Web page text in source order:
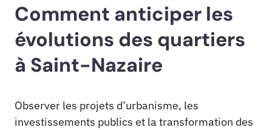
Comment anticiper les
évolutions des quartiers
à Saint-Nazaire
Observer les projets d’urbanisme, les
investissements publics et la transformation des